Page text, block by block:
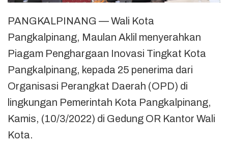
PANGKALPINANG — Wali Kota
Pangkalpinang, Maulan Aklil menyerahkan
Piagam Penghargaan Inovasi Tingkat Kota
Pangkalpinang, kepada 25 penerima dari
Organisasi Perangkat Daerah (OPD) di
lingkungan Pemerintah Kota Pangkalpinang,
Kamis, (10/3/2022) di Gedung OR Kantor Wali
Kota.